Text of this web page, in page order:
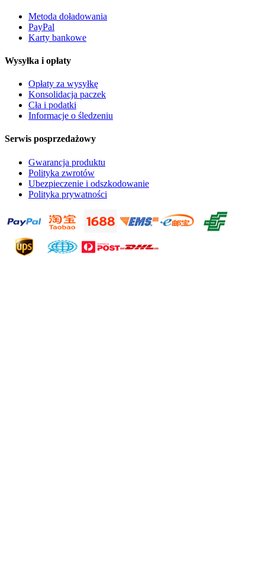
Metoda doładowania
PayPal
Karty bankowe
Wysyłka i opłaty
Opłaty za wysyłkę
Konsolidacja paczek
Cła i podatki
Informacje o śledzeniu
Serwis posprzedażowy
Gwarancja produktu
Polityka zwrotów
Ubezpieczenie i odszkodowanie
Polityka prywatności